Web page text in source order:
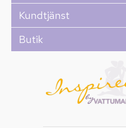
Kundtjänst
Butik